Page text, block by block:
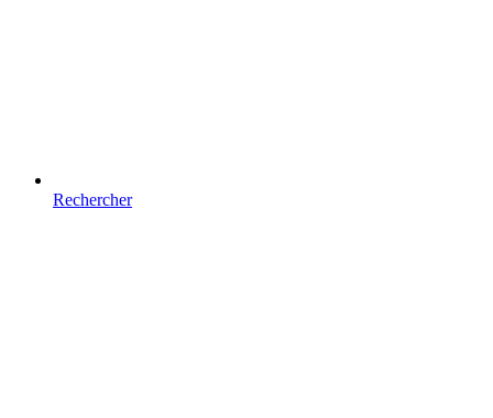
Rechercher